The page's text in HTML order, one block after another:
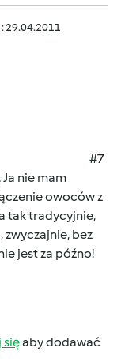
: 29.04.2011
#7
nie mam
owoców z
tak tradycyjnie,
zwyczajnie, bez
jest za późno!
sięaby dodawać